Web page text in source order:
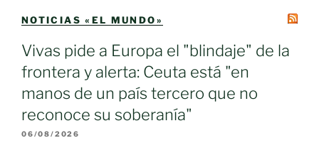
NOTICIAS «EL MUNDO»
Vivas pide a Europa el "blindaje" de la
frontera y alerta: Ceuta está "en
manos de un país tercero que no
reconoce su soberanía"
06/08/2026